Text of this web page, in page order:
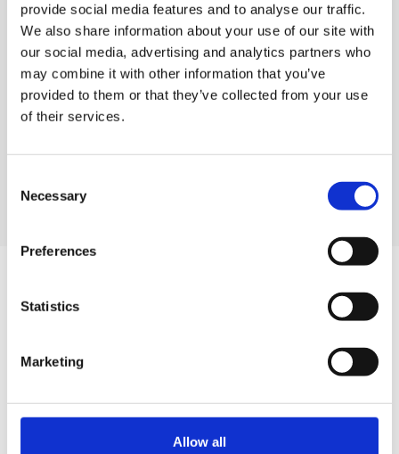
provide social media features and to analyse our traffic.
We also share information about your use of our site with
our social media, advertising and analytics partners who
may combine it with other information that you’ve
provided to them or that they’ve collected from your use
of their services.
Selection
Necessary
Preferences
Statistics
Marketing
Allow all
Kaasun takaisku­venttiilit